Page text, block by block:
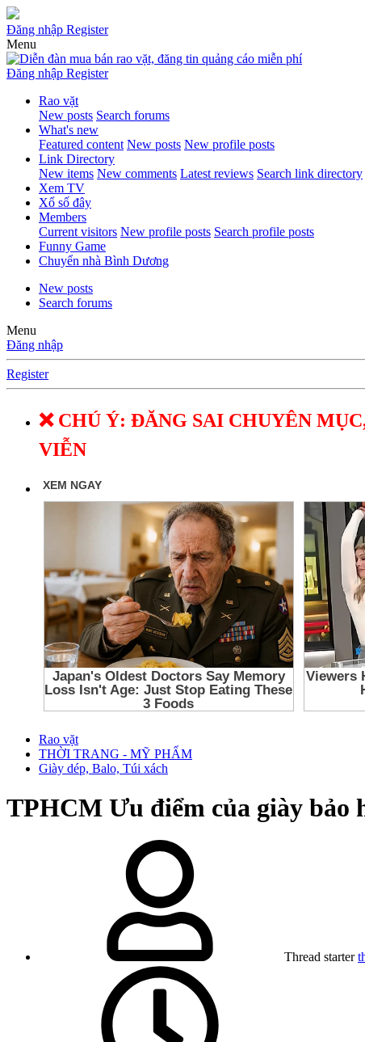
Đăng nhập Register
Menu
Đăng nhập Register
Rao vặt
New posts Search forums
What's new
Featured content New posts New profile posts
Link Directory
New items New comments Latest reviews Search link directory
Xem TV
Xổ số đây
Members
Current visitors New profile posts Search profile posts
Funny Game
Chuyển nhà Bình Dương
New posts
Search forums
Menu
Đăng nhập
Register
❌ CHÚ Ý: ĐĂNG SAI CHUYÊN
VIỄN
Rao vặt
THỜI TRANG - MỸ PHẨM
Giày dép, Balo, Túi xách
TPHCM Ưu điểm của giày bảo
Thread starter